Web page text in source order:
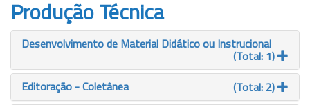
Produção Técnica
Desenvolvimento de Material Didático ou Instrucional
(Total: 1)
Editoração - Coletânea
(Total: 2)